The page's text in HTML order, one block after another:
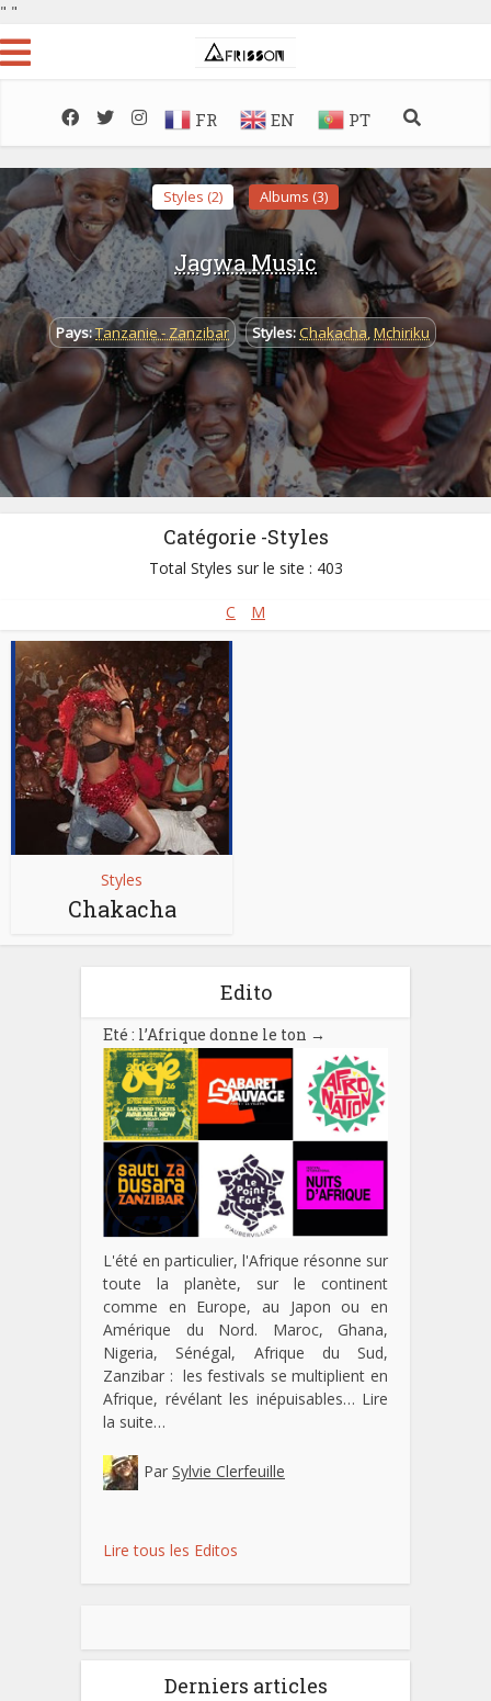
" "
FR EN PT
Styles (2) Albums (3)
Jagwa Music
Pays:Tanzanie - Zanzibar Styles:Chakacha,Mchiriku
Catégorie -Styles
Total Styles sur le site : 403
C M
Styles
Chakacha
Edito
Eté : l’Afrique donne le ton →
L'été en particulier, l'Afrique résonne sur
toute la planète, sur le continent
comme en Europe, au Japon ou en
Amérique du Nord. Maroc, Ghana,
Nigeria, Sénégal, Afrique du Sud,
Zanzibar : les festivals se multiplient en
Afrique, révélant les inépuisables… Lire
la suite…
Par Sylvie Clerfeuille
Lire tous les Editos
Derniers articles